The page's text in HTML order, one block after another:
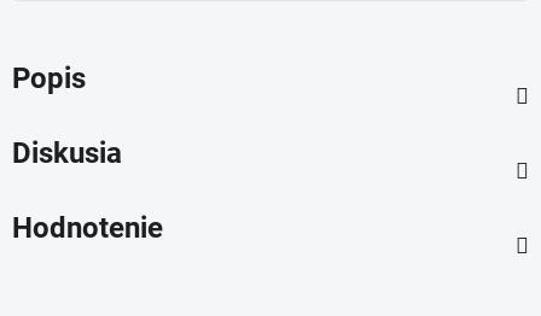
Popis
Diskusia
Hodnotenie